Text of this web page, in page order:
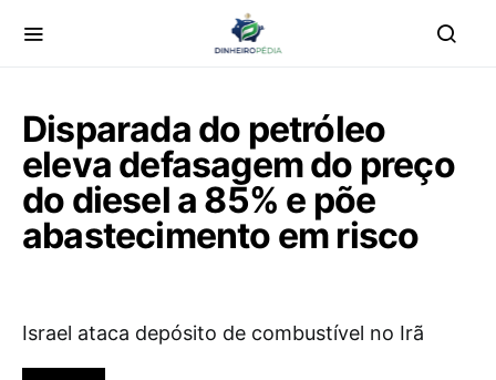
Disparada do petróleo
eleva defasagem do preço
do diesel a 85% e põe
abastecimento em risco
Israel ataca depósito de combustível no Irã